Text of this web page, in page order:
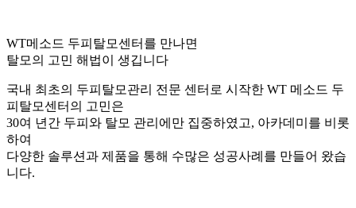
WT메소드 두피탈모센터를 만나면
탈모의 고민 해법이 생깁니다
국내 최초의 두피탈모관리 전문 센터로 시작한 WT 메소드 두
피탈모센터의 고민은
30여 년간 두피와 탈모 관리에만 집중하였고, 아카데미를 비롯
하여
다양한 솔루션과 제품을 통해 수많은 성공사례를 만들어 왔습
니다.